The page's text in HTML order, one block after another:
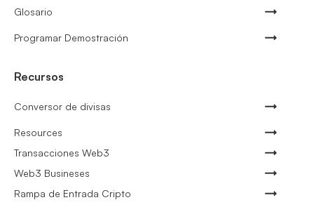
Glosario
Programar Demostración
Recursos
Conversor de divisas
Resources
Transacciones Web3
Web3 Busineses
Rampa de Entrada Cripto